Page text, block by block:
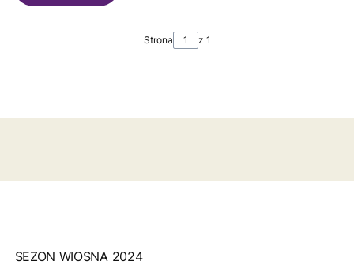
Strona z 1
SEZON WIOSNA 2024